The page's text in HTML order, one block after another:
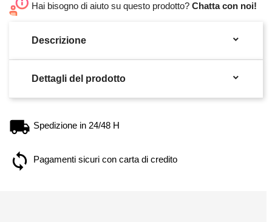
Hai bisogno di aiuto su questo prodotto? Chatta con noi!
Descrizione 
Dettagli del prodotto 
Spedizione in 24/48 H
Pagamenti sicuri con carta di credito